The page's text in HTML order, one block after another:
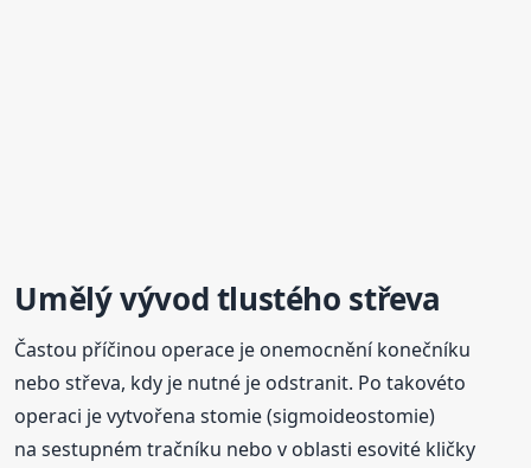
Umělývývodtlustého střeva
Častou příčinou operace je onemocnění konečníku
nebo střeva, kdy je nutné je odstranit. Po takovéto
operaci je vytvořena stomie (sigmoideostomie)
na sestupném tračníku nebo v oblasti esovité kličky